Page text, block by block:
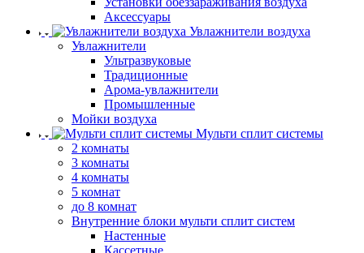
Аксессуары
Увлажнители воздуха
Увлажнители
Ультразвуковые
Традиционные
Арома-увлажнители
Промышленные
Мойки воздуха
Мульти сплит системы
2 комнаты
3 комнаты
4 комнаты
5 комнат
до 8 комнат
Внутренние блоки мульти сплит систем
Настенные
Кассетные